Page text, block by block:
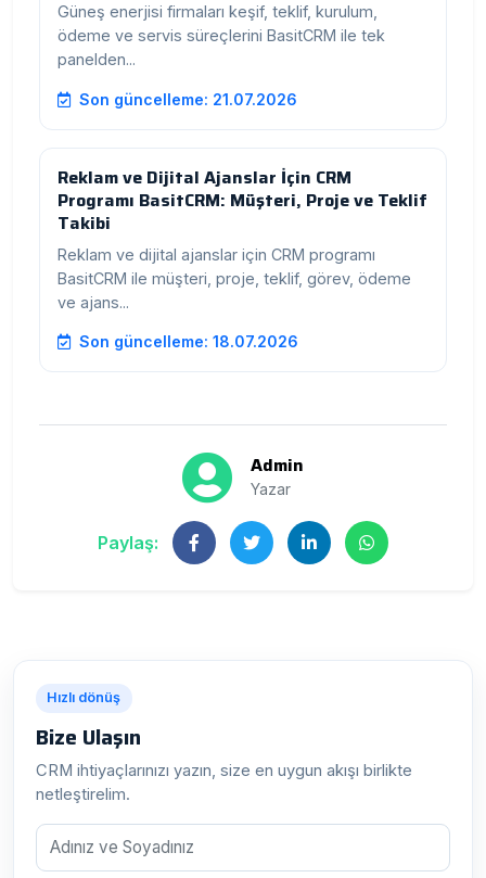
Güneş enerjisi firmaları keşif, teklif, kurulum,
ödeme ve servis süreçlerini BasitCRM ile tek
panelden...
Son güncelleme: 21.07.2026
Reklam ve Dijital Ajanslar İçin CRM
Programı BasitCRM: Müşteri, Proje ve Teklif
Takibi
Reklam ve dijital ajanslar için CRM programı
BasitCRM ile müşteri, proje, teklif, görev, ödeme
ve ajans...
Son güncelleme: 18.07.2026
Admin
Yazar
Paylaş:
Hızlı dönüş
Bize Ulaşın
CRM ihtiyaçlarınızı yazın, size en uygun akışı birlikte
netleştirelim.